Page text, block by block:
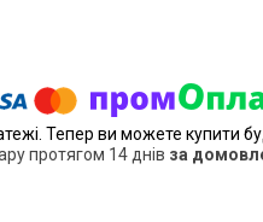
Тепер ви можете купити
протягом 14 днів за